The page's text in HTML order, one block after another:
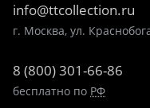
info@ttcollection.ru
г. Москва, ул.
8 (800) 301-66-86
бесплатно по РФ